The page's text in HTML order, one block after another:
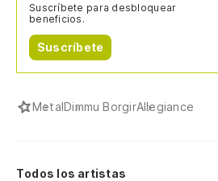
Suscríbete para desbloquear
beneficios.
Suscríbete
MetalDimmu BorgirAllegiance
Todos los artistas